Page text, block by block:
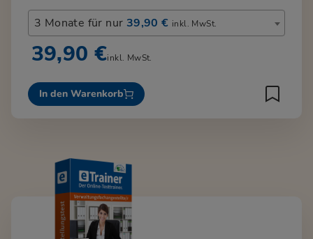
3 Monate für nur 39,90 € inkl. MwSt.
39,90 €inkl. MwSt.
In den Warenkorb